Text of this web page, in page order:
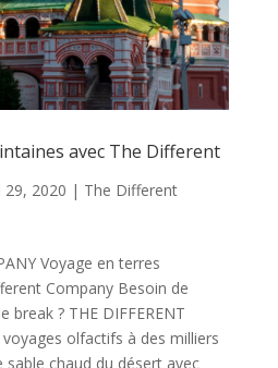
avec The Different
29, 2020 | The Different
Voyage en terres
Company Besoin de
break ? THE DIFFERENT
olfactifs à des milliers
sable chaud du désert avec